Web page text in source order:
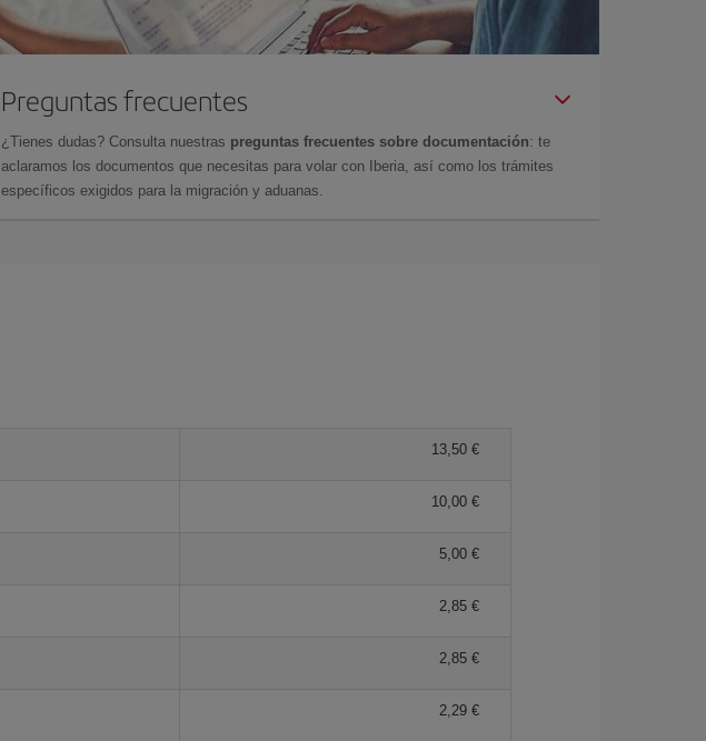
Preguntas frecuentes
¿Tienes dudas? Consulta nuestras preguntas frecuentes sobre documentación: te
aclaramos los documentos que necesitas para volar con Iberia, así como los trámites
específicos exigidos para la migración y aduanas.
13,50 €
10,00 €
5,00 €
2,85 €
2,85 €
2,29 €